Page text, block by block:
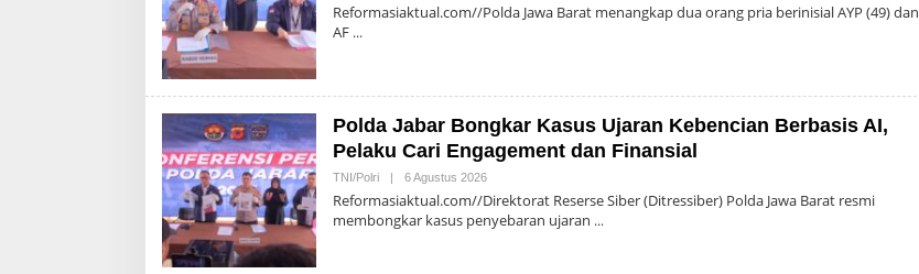
Reformasiaktual.com//Polda Jawa Barat menangkap dua orang pria berinisial AYP (49) dan
AF
Polda Jabar Bongkar Kasus Ujaran Kebencian Berbasis AI,
Pelaku Cari Engagement dan Finansial
TNI/Polri | 6 Agustus 2026Oleh
Reformasiaktual.com//Direktorat Reserse Siber (Ditressiber) Polda Jawa Barat resmi
membongkar kasus penyebaran ujaran